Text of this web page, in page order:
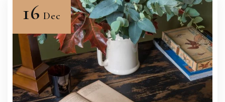
16 Dec